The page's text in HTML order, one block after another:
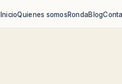
InicioQuienes somosRondaBlog